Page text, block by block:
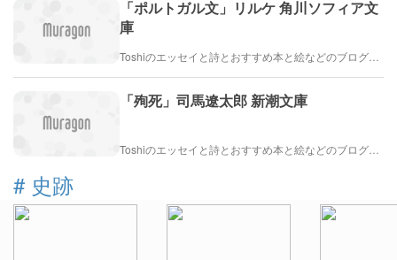
「ポルトガル文」リルケ 角川ソフィア文
庫
「殉死」司馬遼太郎 新潮文庫
# 史跡